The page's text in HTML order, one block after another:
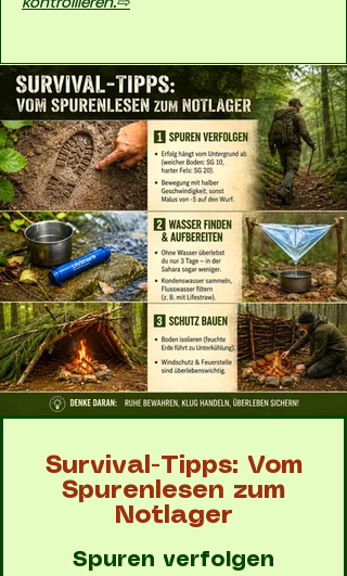
kontrollieren.⇨
Survival-Tipps: Vom
Spurenlesen zum
Notlager
Spuren verfolgen